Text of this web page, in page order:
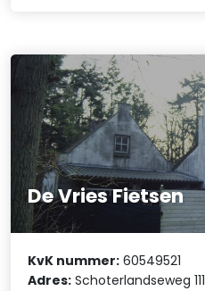
De Vries Fietsen
KvK nummer: 60549521
Adres: Schoterlandseweg 111